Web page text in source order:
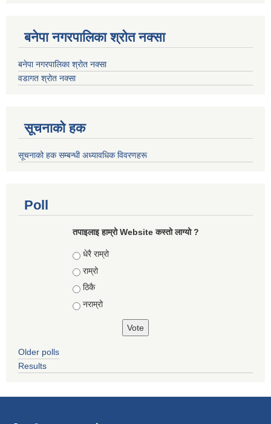
बनेपा नगरपालिका श्रोत नक्सा
बनेपा नगरपालिका श्रोत नक्सा
वडागत श्रोत नक्सा
सूचनाको हक
सूचनाको हक सम्बन्धी अध्यावधिक विवरणहरू
Poll
तपाइलाइ हाम्रो Website कस्तो लाग्यो ?
Choices
धेरै राम्रो
राम्रो
ठिकै
नराम्रो
Older polls
Results